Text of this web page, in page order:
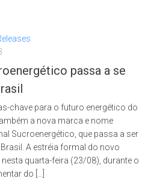
passa a se
chave para o futuro energético do
a nova marca e nome
Sucroenergético, que passa a ser
A estréia formal do novo
quarta-feira (23/08), durante o
do […]